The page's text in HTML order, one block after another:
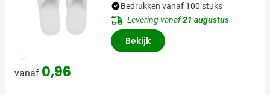
002
vanaf 0,96
Bedrukken vanaf 100 stuks
Levering vanaf21 augustus
Bekijk